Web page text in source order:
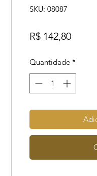
SKU: 08087
R$ 142,80Preço
Quantidade *